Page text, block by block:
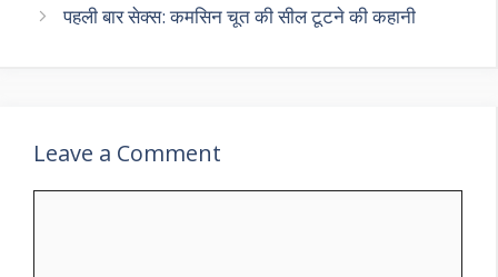
पहली बार सेक्स: कमसिन चूत की सील टूटने की कहानी
Leave a Comment